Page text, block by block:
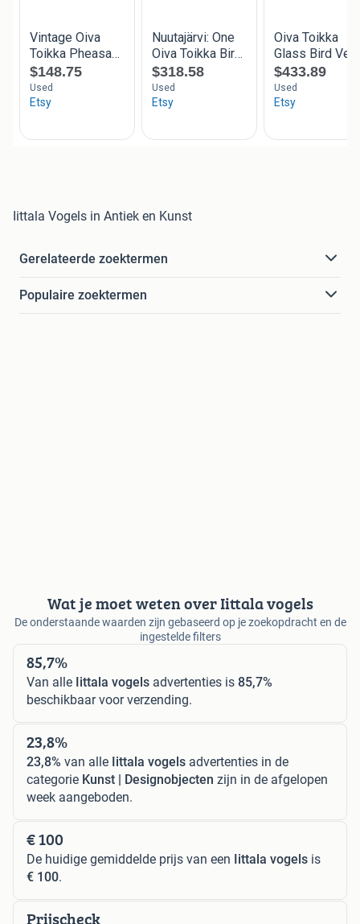
Iittala Vogels in Antiek en Kunst
Gerelateerde zoektermen
Populaire zoektermen
Wat je moet weten over Iittala vogels
De onderstaande waarden zijn gebaseerd op je zoekopdracht en de
ingestelde filters
85,7%
Van alle Iittala vogels advertenties is 85,7%
beschikbaar voor verzending.
23,8%
23,8% van alle Iittala vogels advertenties in de
categorie Kunst | Designobjecten zijn in de afgelopen
week aangeboden.
€ 100
De huidige gemiddelde prijs van een Iittala vogels is
€ 100.
Prijscheck